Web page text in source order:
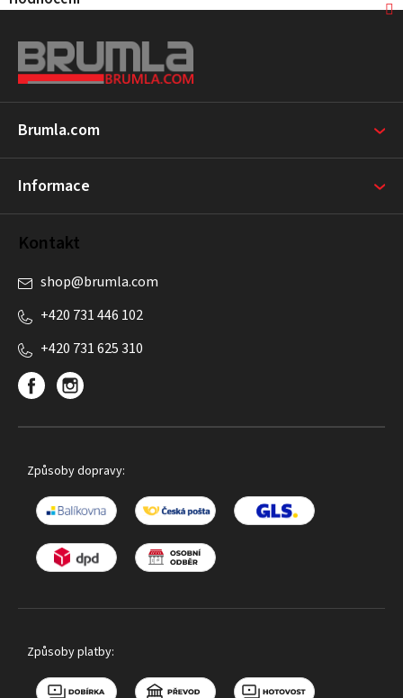
a
í
Brumla.com
Informace
Kontakt
shop@brumla.com
+420 731 446 102
+420 731 625 310
Způsoby dopravy:
Způsoby platby: